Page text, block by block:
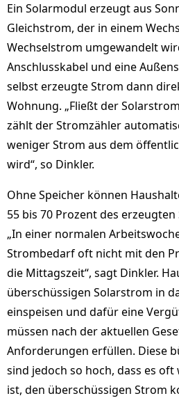
Ein Solarmodul erzeugt aus
Gleichstrom, der in einem
Wechselstrom umgewandelt
Anschlusskabel und eine
selbst erzeugte Strom dann
Wohnung. „Fließt der
zählt der Stromzähler
weniger Strom aus dem
wird“, so Dinkler.
Ohne Speicher können
55 bis 70 Prozent des
„In einer normalen
Strombedarf oft nicht mit den
die Mittagszeit“, sagt Dinkler.
überschüssigen Solarstrom in
einspeisen und dafür eine
müssen nach der aktuellen
Anforderungen erfüllen. Diese
sind jedoch so hoch, dass es
ist, den überschüssigen Strom